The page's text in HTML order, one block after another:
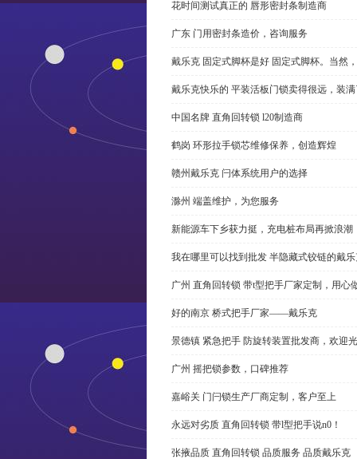
花时间测试真正的 唇形密封条制造商
广东 门用密封条造价，咨询服务
戴乐克 固定式脚杯是好 固定式脚杯。当然
戴乐克快乐的 平装活板门锁卖得很远，装
中国名牌 直角回转锁 l20制造商
鹤岗 环形拉手锁芯维修保养，创造辉煌
赣州戴乐克 闩体系统用户的选择
滁州 端盖维护，为您服务
新能源车下乡获力挺，充电桩布局再掀浪潮
我在哪里可以找到批发 半隐藏式铰链的戴
广州 直角回转锁 带t型把手厂家定制，用心
好的南京 桥式把手厂家——戴乐克
景德镇 紧急把手 防旋转装置批发商，欢迎
广州 摇把锁参数，口碑推荐
嘉峪关 门闩锁生产厂商定制，客户至上
永远对劣质 直角回转锁 带l型把手说n0！
张掖品质 直角回转锁 品质服务 品质戴乐克